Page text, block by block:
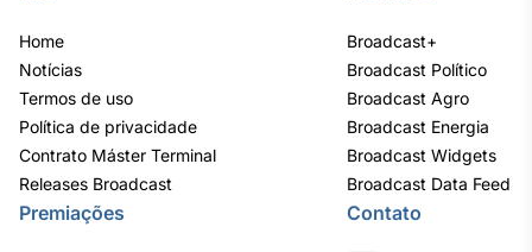
Home
Notícias
Termos de uso
Política de privacidade
Contrato Máster Terminal
Releases Broadcast
Broadcast+
Broadcast Político
Broadcast Agro
Broadcast Energia
Broadcast Widgets
Broadcast Data Feed
Premiações Contato